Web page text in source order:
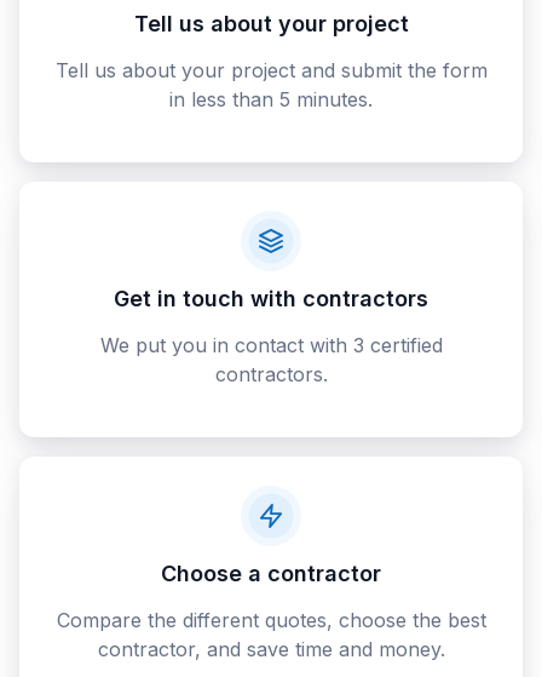
Tell us about your project
Tell us about your project and submit the form
in less than 5 minutes.
Get in touch with contractors
We put you in contact with 3 certified
contractors.
Choose a contractor
Compare the different quotes, choose the best
contractor, and save time and money.